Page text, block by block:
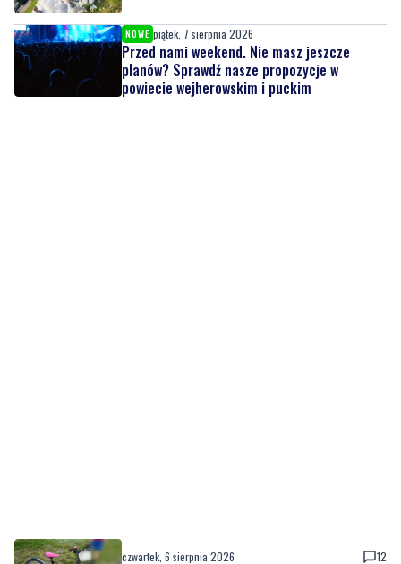
NOWE piątek, 7 sierpnia 2026
Piknik nad Łupawą połączył mieszkańców
piątek, 7 sierpnia 2026